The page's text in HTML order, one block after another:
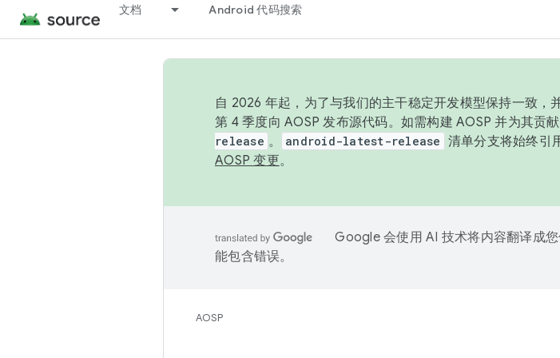
文档 Android 代码搜索
自 2026 年起，为了与我们的主干稳定开发模型保持一致，
第 4 季度向 AOSP 发布源代码。如需构建 AOSP 并为其贡
release 。 android-latest-release 清单分支将始终引
AOSP 变更。
Google 会使用 AI 技术将内容翻译成
能包含错误。
AOSP